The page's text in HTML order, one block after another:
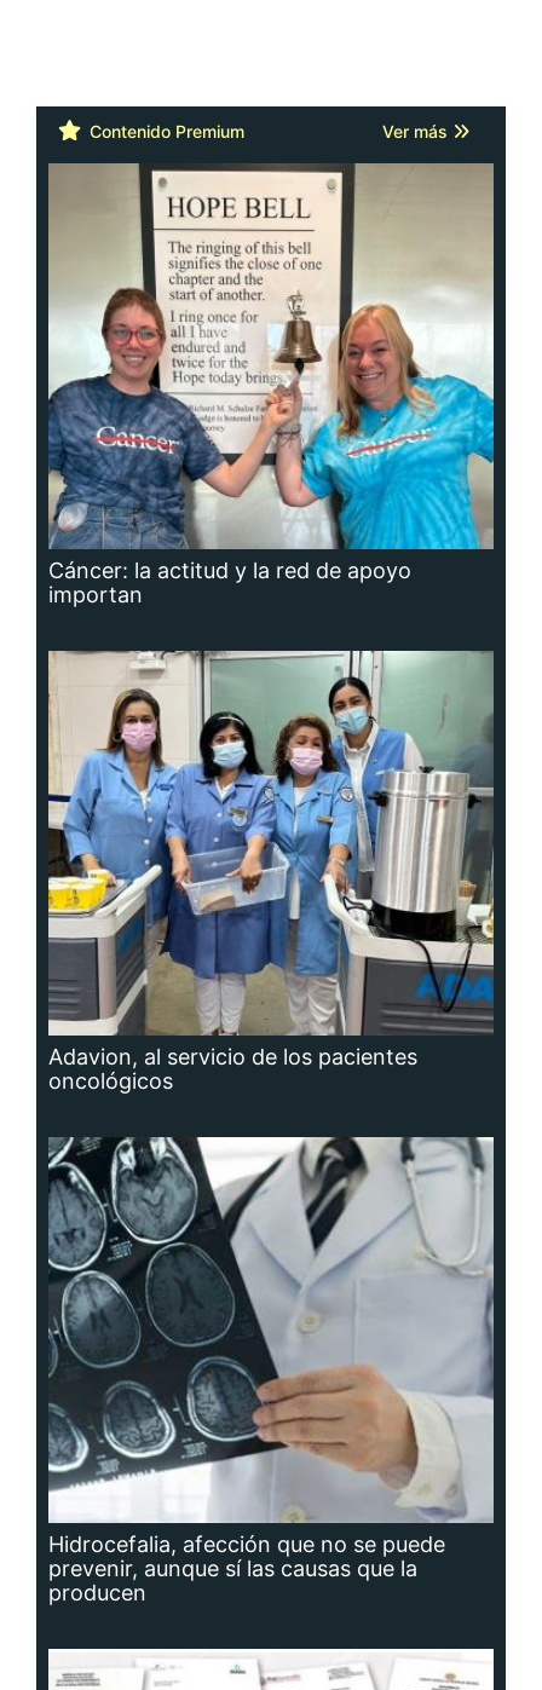
Contenido Premium Ver más
Cáncer: la actitud y la red de apoyo
importan
Adavion, al servicio de los pacientes
oncológicos
Hidrocefalia, afección que no se puede
prevenir, aunque sí las causas que la
producen